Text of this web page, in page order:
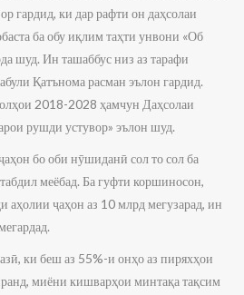
гардид, ки дар рафти он даҳсолаи
ба обу иқлим таҳти унвони «Об
шуд. Ин ташаббус низ аз тарафи
Қатънома расман эълон гардид.
2018-2028 ҳамчун Даҳсолаи
рушди устувор» эълон шуд.
бо оби нӯшиданӣ сол то сол ба
меёбад. Ба гуфти коршиносон,
аҳолии ҷаҳон аз 10 млрд мегузарад, ин
ки беш аз 55%-и онҳо аз пиряхҳои
миёни кишварҳои минтақа тақсим